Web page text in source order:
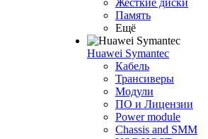
Жесткие диски
Память
Ещё
Huawei Symantec
Кабель
Трансиверы
Модули
ПО и Лицензии
Power module
Chassis and SMM